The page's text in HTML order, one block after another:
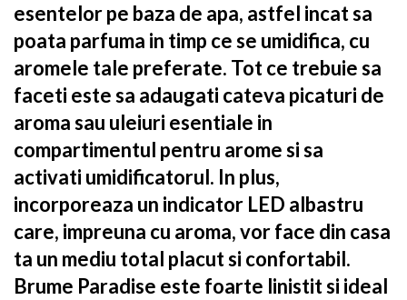
esentelor pe baza de apa, astfel incat sa
poata parfuma in timp ce se umidifica, cu
aromele tale preferate. Tot ce trebuie sa
faceti este sa adaugati cateva picaturi de
aroma sau uleiuri esentiale in
compartimentul pentru arome si sa
activati umidificatorul. In plus,
incorporeaza un indicator LED albastru
care, impreuna cu aroma, vor face din casa
ta un mediu total placut si confortabil.
Brume Paradise este foarte linistit si ideal